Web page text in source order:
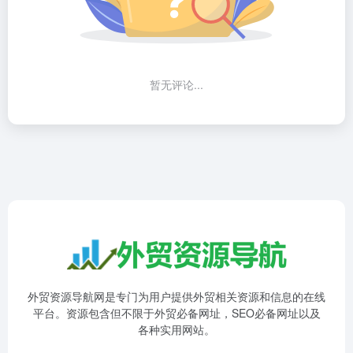
暂无评论...
外贸资源导航网是专门为用户提供外贸相关资源和信息的在线
平台。资源包含但不限于外贸必备网址，SEO必备网址以及
各种实用网站。